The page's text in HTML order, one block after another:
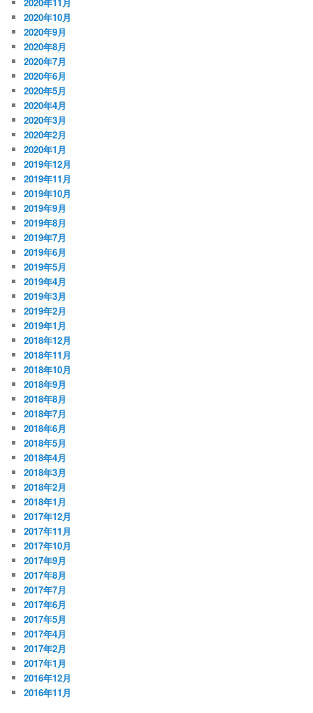
2020年10月
2020年9月
2020年8月
2020年7月
2020年6月
2020年5月
2020年4月
2020年3月
2020年2月
2020年1月
2019年12月
2019年11月
2019年10月
2019年9月
2019年8月
2019年7月
2019年6月
2019年5月
2019年4月
2019年3月
2019年2月
2019年1月
2018年12月
2018年11月
2018年10月
2018年9月
2018年8月
2018年7月
2018年6月
2018年5月
2018年4月
2018年3月
2018年2月
2018年1月
2017年12月
2017年11月
2017年10月
2017年9月
2017年8月
2017年7月
2017年6月
2017年5月
2017年4月
2017年2月
2017年1月
2016年12月
2016年11月